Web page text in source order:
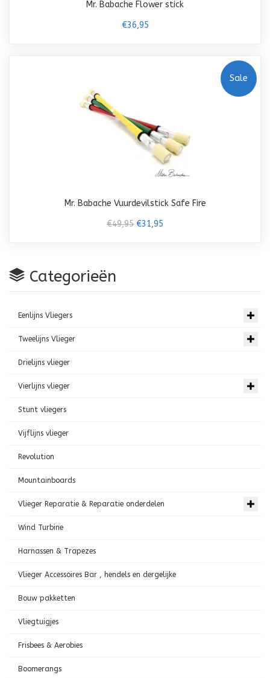
Mr. Babache Flower stick
€36,95
Sale
Mr. Babache Vuurdevilstick Safe Fire
€49,95 €31,95
Categorieën
Eenlijns Vliegers
Tweelijns Vlieger
Drielijns vlieger
Vierlijns vlieger
Stunt vliegers
Vijflijns vlieger
Revolution
Mountainboards
Vlieger Reparatie & Reparatie onderdelen
Wind Turbine
Harnassen & Trapezes
Vlieger Accessoires Bar , hendels en dergelijke
Bouw pakketten
Vliegtuigjes
Frisbees & Aerobies
Boomerangs